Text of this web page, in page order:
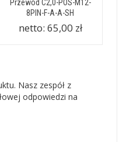
Przewód C2,0-POS-M12-
8PIN-F-A-A-SH
netto: 65,00 zł
Nasz zespół z
odpowiedzi na